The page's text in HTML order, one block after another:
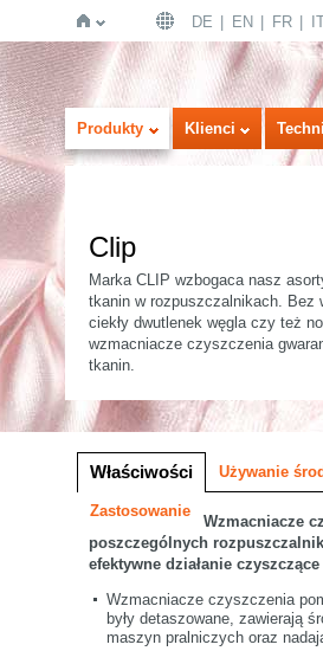
Strona
główna
DE EN FR
Produkty Klienci
Clip
Marka CLIP wzbogaca nasz
tkanin w rozpuszczalnikach. Bez
ciekły dwutlenek węgla czy też
wzmacniacze czyszczenia
tkanin.
Właściwości Używanie
Zastosowanie
Wzmacniacze
poszczególnych
efektywne działanie
Wzmacniacze czyszczenia
były detaszowane, zawierają
maszyn pralniczych oraz